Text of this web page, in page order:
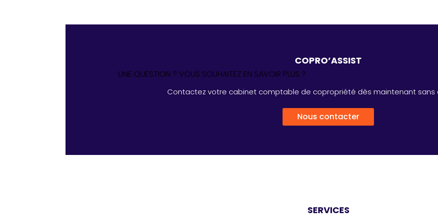
COPRO’ASSIST
UNE QUESTION ? VOUS SOUHAITEZ EN SAVOIR PLUS ?
Contactez votre cabinet comptable de copropriété dès maintenant
Nous contacter
SERVICES